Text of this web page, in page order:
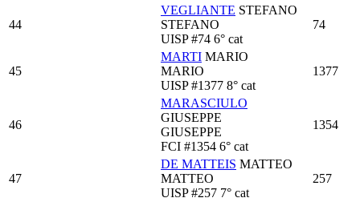
44
VEGLIANTE STEFANO
STEFANO
UISP #74 6° cat
74
45
MARTI MARIO
MARIO
UISP #1377 8° cat
1377
46
MARASCIULO
GIUSEPPE
GIUSEPPE
FCI #1354 6° cat
1354
47
DE MATTEIS MATTEO
MATTEO
UISP #257 7° cat
257